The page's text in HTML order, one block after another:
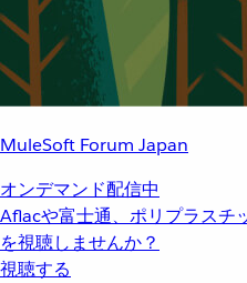
MuleSoft Forum Japan
オンデマンド配信中
Aflacや富士通、ポリプラスチ
を視聴しませんか？
視聴する